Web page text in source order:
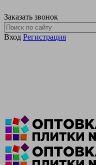
Заказать звонок
Вход Регистрация